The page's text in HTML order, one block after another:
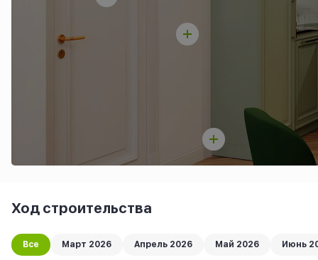
Ход строительства
Все Март 2026 Апрель 2026 Май 2026 Июнь